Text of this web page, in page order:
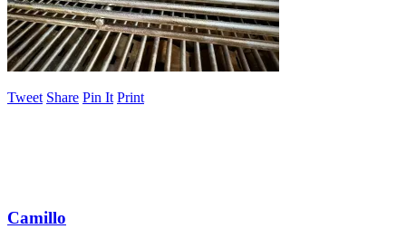
Tweet Share Pin It Print
Camillo